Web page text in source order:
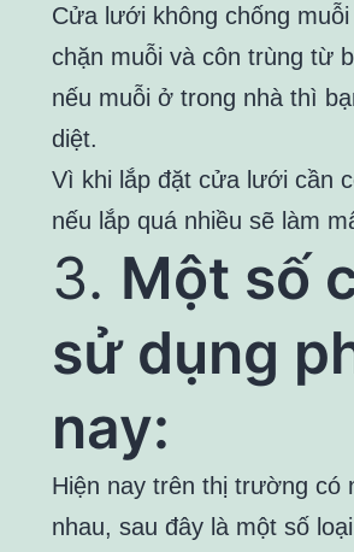
Cửa lưới không chống
chặn muỗi và côn trùng từ
nếu muỗi ở trong nhà thì
diệt.
Vì khi lắp đặt cửa lưới cần
nếu lắp quá nhiều sẽ làm
3. Một số
sử dụng
nay:
Hiện nay trên thị trường có
nhau, sau đây là một số